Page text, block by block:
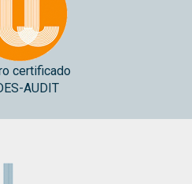
certificado
AUDIT